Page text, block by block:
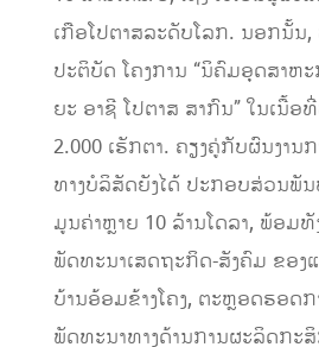
ເກືອໂປຕາສລະດັບໂລກ. ນອກນັ້ນ,
ປະຕິບັດ ໂຄງການ “ນິຄົມອຸດສາຫ
ຍະ ອາຊີ ໂປຕາສ ສາກົນ” ໃນເນື້
2.000 ເຮັກຕາ. ຄຽງຄູ່ກັບຜົນງານ
ທາງບໍລິສັດຍັງໄດ້ ປະກອບສ່ວນພັ
ມູນຄ່າຫຼາຍ 10 ລ້ານໂດລາ, ພ້ອມ
ພັດທະນາເສດຖະກິດ-ສັງຄົມ ຂອງ
ບ້ານອ້ອມຂ້າງໂຄງ, ຕະຫຼອດຮອດ
ພັດທະນາທາງດ້ານການຜະລິດກະ